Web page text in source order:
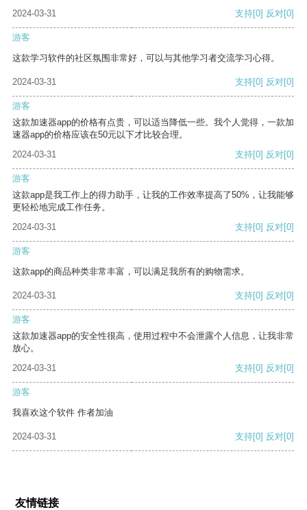
2024-03-31
支持[0] 反对[0]
游客
这款学习软件的社区氛围非常好，可以与其他学习者交流学习心得。
2024-03-31 支持[0] 反对[0]
游客
这款加速器app的价格有点贵，可以适当降低一些。我个人觉得，一款加
速器app的价格应该在50元以下才比较合理。
2024-03-31
支持[0] 反对[0]
游客
这款app是我工作上的得力助手，让我的工作效率提高了50%，让我能够
更轻松地完成工作任务。
2024-03-31
支持[0] 反对[0]
游客
这款app的商品种类非常丰富，可以满足我所有的购物需求。
2024-03-31 支持[0] 反对[0]
游客
这款加速器app的安全性很高，使用过程中不会泄露个人信息，让我非常
放心。
2024-03-31
支持[0] 反对[0]
游客
我喜欢这个软件 作者加油
2024-03-31 支持[0] 反对[0]
友情链接